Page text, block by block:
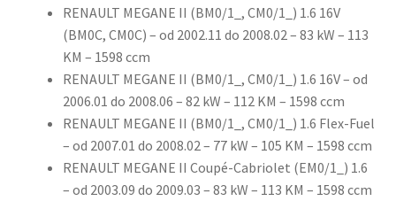
RENAULT MEGANE II (BM0/1_, CM0/1_) 1.6 16V
(BM0C, CM0C) – od 2002.11 do 2008.02 – 83 kW – 113
KM – 1598 ccm
RENAULT MEGANE II (BM0/1_, CM0/1_) 1.6 16V – od
2006.01 do 2008.06 – 82 kW – 112 KM – 1598 ccm
RENAULT MEGANE II (BM0/1_, CM0/1_) 1.6 Flex-Fuel
– od 2007.01 do 2008.02 – 77 kW – 105 KM – 1598 ccm
RENAULT MEGANE II Coupé-Cabriolet (EM0/1_) 1.6
– od 2003.09 do 2009.03 – 83 kW – 113 KM – 1598 ccm